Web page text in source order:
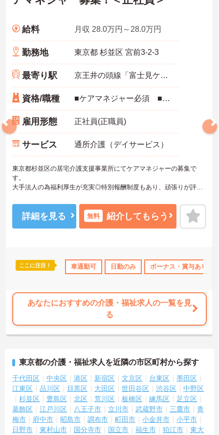
ボーナス・賞与あり 社会保険完備 交通費支給 退職金
給料 月収 28.0万円～28.0万円
勤務地 東京都 杉並区 宮前3-2-3
最寄り駅 京王井の頭線「富士見ケ丘駅」徒歩13分
資格/職種 ■ケアマネジャー必須 ■経験必須
雇用形態 正社員(正職員)
サービス 通所介護（デイサービス）
東京都杉並区の居宅介護支援事業所にてケアマネジャーの募集で
す。
大手法人の為福利厚生が充実◎特別報酬制度もあり、頑張りが評価
リフレッシュ休暇が年間17日とプライベートとの両立も可能です。
ご興味のある方には、面接対策ポイントなどさらに詳細をお話いた
しますので、お気軽にご相談ください。
詳細を見る 無料 紹介してもらう
ここに注目！ 車通勤可 日勤のみ ボーナス・賞与あり
あなたにおすすめの介護・福祉求人の一覧を見
る
東京都の介護・福祉求人を近隣の市区町村から探す
千代田区 中央区 港区 新宿区 文京区 台東区
墨田区
江東区
品川区 目黒区 大田区 世田谷区 渋谷区
中野区
杉並区
豊島区 北区 荒川区 板橋区 練馬区
足立区
葛飾区
江戸川区 八王子市 立川市 武蔵野市 三鷹市
青
梅市
府中市 昭島市 調布市 町田市 小金井市
小平市
日野市
東村山市 国分寺市 国立市 福生市 狛江市
東大